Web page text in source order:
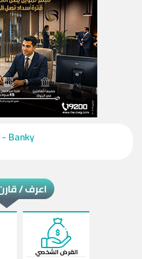
‎Banky - بنكي‎
اعرف /
القرض الشخصي